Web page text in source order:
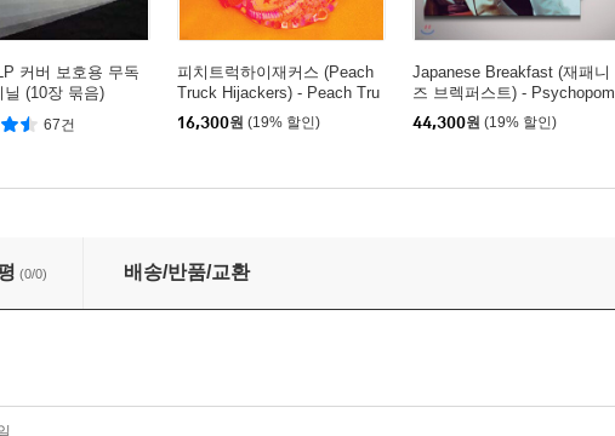
커버 보호용 무독
닐 (10장 묶음)
67건
피치트럭하이재커스 (Peach
Truck Hijackers) - Peach Tru
ck Hijackers
16,300원 (19% 할인)
Japanese Breakfast (재패니
즈 브렉퍼스트) - Psychopom
p [LP]
44,300원 (19% 할인)
트) - 4집 For Melancholy Brunettes (& sad women) [컬러 LP]
(0/0) 배송/반품/교환